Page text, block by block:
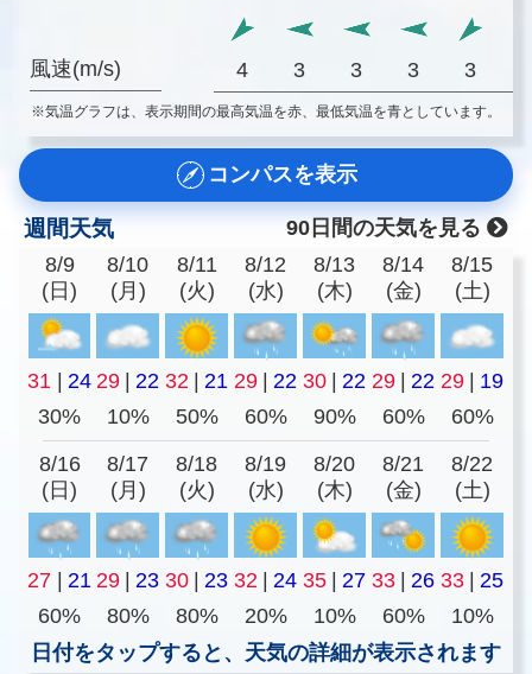
風速(m/s) 4 3 3 3 3
※気温グラフは、表示期間の最高気温を赤、最低気温を青としています。
コンパスを表示
週間天気
90日間の天気を見る
8/9
(日)
8/10
(月)
8/11
(火)
8/12
(水)
8/13
(木)
8/14
(金)
8/15
(土)
31 24 29 22 32 21 29 22 30 22 29 22 29
19
30%
10% 50% 60% 90% 60% 60%
8/16
(日)
8/17
(月)
8/18
(火)
8/19
(水)
8/20
(木)
8/21
(金)
8/22
(土)
27 21 29 23 30 23 32 24 35 27 33 26 33
25
60%
80% 80% 20% 10% 60%
10%
日付をタップすると、天気の詳細が表示されます